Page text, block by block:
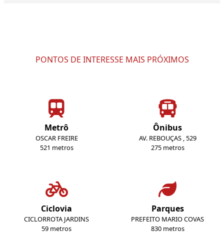
PONTOS DE INTERESSE MAIS PRÓXIMOS
Metrô
OSCAR FREIRE
521 metros
Ônibus
AV. REBOUÇAS , 529
275 metros
Ciclovia
CICLORROTA JARDINS
59 metros
Parques
PREFEITO MARIO COVAS
830 metros